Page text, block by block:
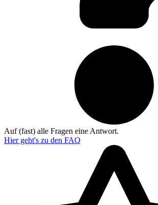
Auf (fast) alle Fragen eine Antwort.
Hier geht's zu den FAQ